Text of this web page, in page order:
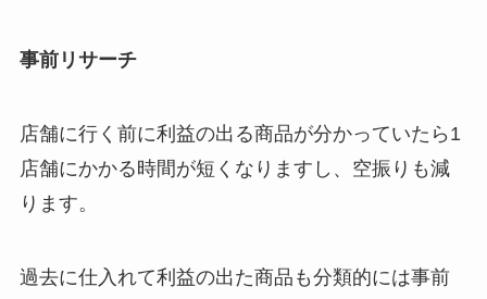
事前リサーチ
店舗に行く前に利益の出る商品が分かっていたら1
店舗にかかる時間が短くなりますし、空振りも減
ります。
過去に仕入れて利益の出た商品も分類的には事前